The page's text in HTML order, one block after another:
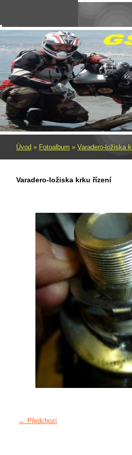
Úvod » Fotoalbum » Varadero-ložiska
Varadero-ložiska krku řízení
← Předchozí